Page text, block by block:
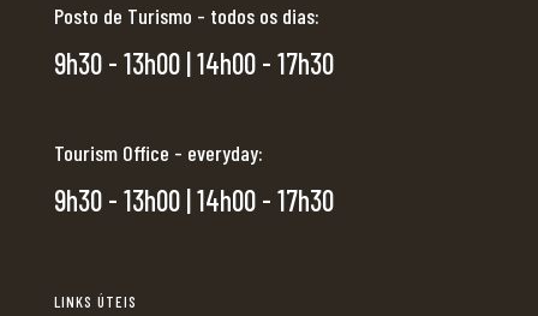
Posto de Turismo - todos os dias:
9h30 - 13h00 | 14h00 - 17h30
Tourism Office - everyday:
9h30 - 13h00 | 14h00 - 17h30
LINKS ÚTEIS